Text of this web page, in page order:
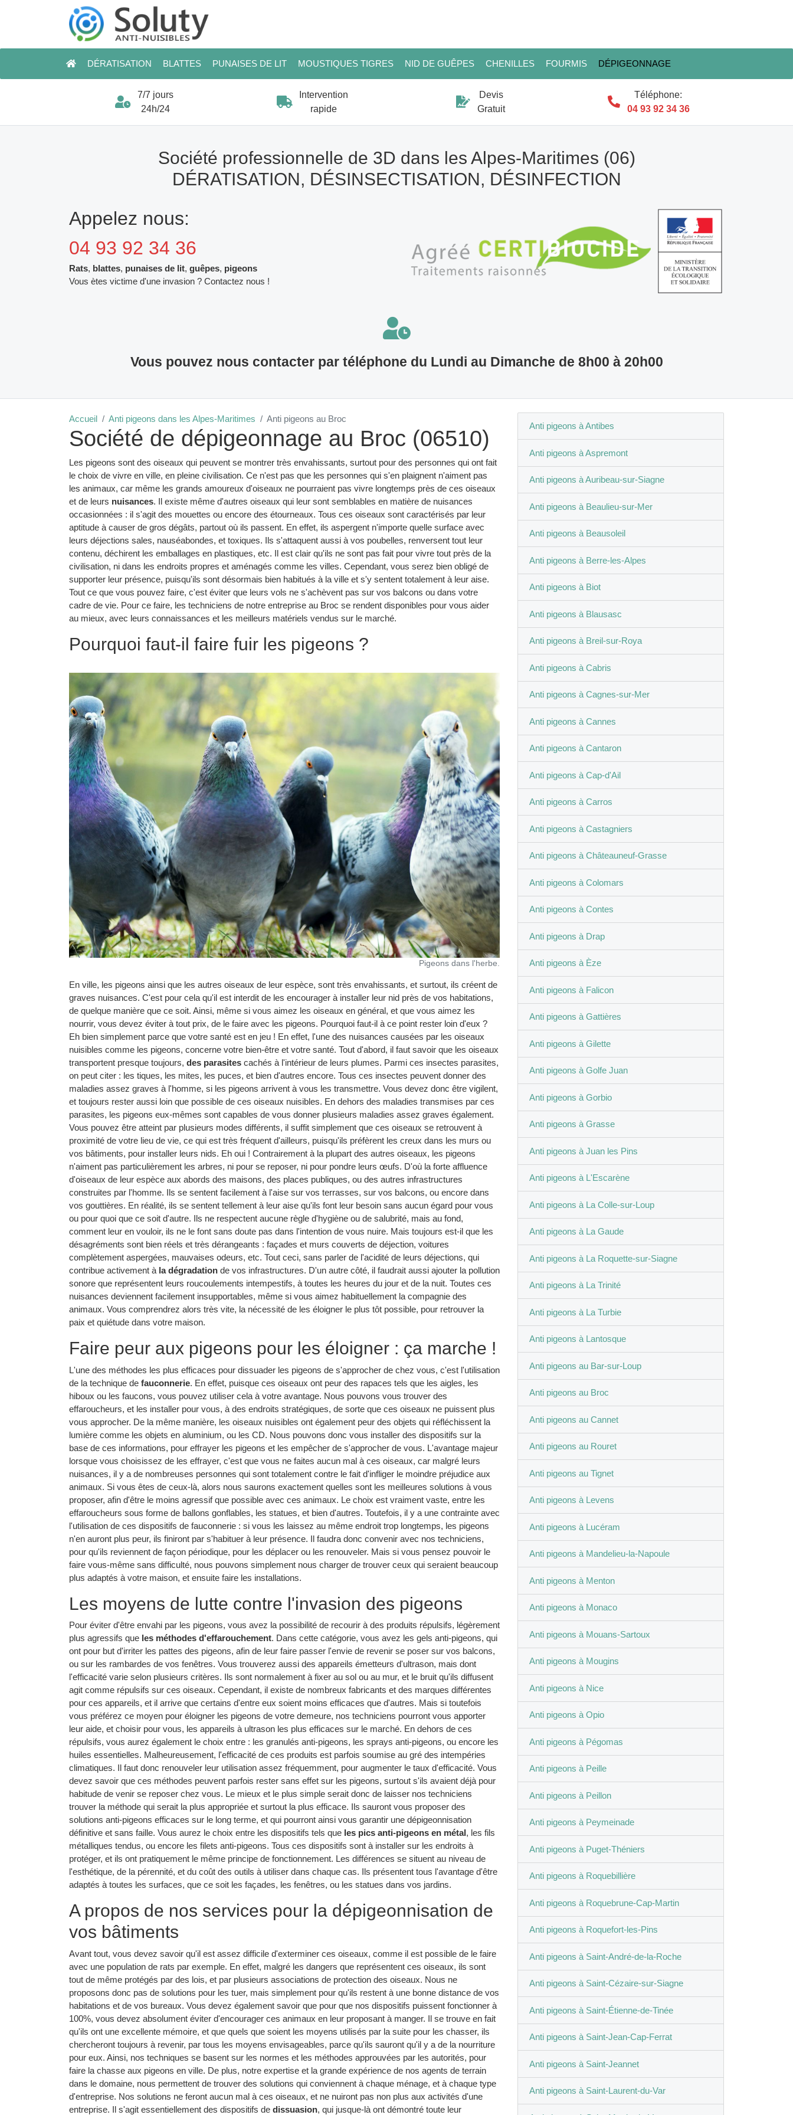
DÉRATISATION BLATTES PUNAISES DE LIT MOUSTIQUES TIGRES NID DE GUÊPES CHENILLES FOURMIS DÉPIGEONNAGE
7/7 jours
24h/24
Intervention
rapide
Devis
Gratuit
Téléphone:
04 93 92 34 36
Société professionnelle de 3D dans les Alpes-Maritimes (06)
DÉRATISATION, DÉSINSECTISATION, DÉSINFECTION
Appelez nous:
04 93 92 34 36
Rats, blattes, punaises de lit, guêpes, pigeons
Vous ètes victime d'une invasion ? Contactez nous !
Vous pouvez nous contacter par téléphone du Lundi au Dimanche de 8h00 à 20h00
Accueil Anti pigeons dans les Alpes-Maritimes Anti pigeons au Broc
Société de dépigeonnage au Broc (06510)
Les pigeons sont des oiseaux qui peuvent se montrer très envahissants, surtout pour des personnes qui ont fait
le choix de vivre en ville, en pleine civilisation. Ce n'est pas que les personnes qui s'en plaignent n'aiment pas
les animaux, car même les grands amoureux d'oiseaux ne pourraient pas vivre longtemps près de ces oiseaux
et de leurs nuisances. Il existe même d'autres oiseaux qui leur sont semblables en matière de nuisances
occasionnées : il s'agit des mouettes ou encore des étourneaux. Tous ces oiseaux sont caractérisés par leur
aptitude à causer de gros dégâts, partout où ils passent. En effet, ils aspergent n'importe quelle surface avec
leurs déjections sales, nauséabondes, et toxiques. Ils s'attaquent aussi à vos poubelles, renversent tout leur
contenu, déchirent les emballages en plastiques, etc. Il est clair qu'ils ne sont pas fait pour vivre tout près de la
civilisation, ni dans les endroits propres et aménagés comme les villes. Cependant, vous serez bien obligé de
supporter leur présence, puisqu'ils sont désormais bien habitués à la ville et s'y sentent totalement à leur aise.
Tout ce que vous pouvez faire, c'est éviter que leurs vols ne s'achèvent pas sur vos balcons ou dans votre
cadre de vie. Pour ce faire, les techniciens de notre entreprise au Broc se rendent disponibles pour vous aider
au mieux, avec leurs connaissances et les meilleurs matériels vendus sur le marché.
Pourquoi faut-il faire fuir les pigeons ?
Pigeons dans l'herbe.
En ville, les pigeons ainsi que les autres oiseaux de leur espèce, sont très envahissants, et surtout, ils créent de
graves nuisances. C'est pour cela qu'il est interdit de les encourager à installer leur nid près de vos habitations,
de quelque manière que ce soit. Ainsi, même si vous aimez les oiseaux en général, et que vous aimez les
nourrir, vous devez éviter à tout prix, de le faire avec les pigeons. Pourquoi faut-il à ce point rester loin d'eux ?
Eh bien simplement parce que votre santé est en jeu ! En effet, l'une des nuisances causées par les oiseaux
nuisibles comme les pigeons, concerne votre bien-être et votre santé. Tout d'abord, il faut savoir que les oiseaux
transportent presque toujours, des parasites cachés à l'intérieur de leurs plumes. Parmi ces insectes parasites,
on peut citer : les tiques, les mites, les puces, et bien d'autres encore. Tous ces insectes peuvent donner des
maladies assez graves à l'homme, si les pigeons arrivent à vous les transmettre. Vous devez donc être vigilent,
et toujours rester aussi loin que possible de ces oiseaux nuisibles. En dehors des maladies transmises par ces
parasites, les pigeons eux-mêmes sont capables de vous donner plusieurs maladies assez graves également.
Vous pouvez être atteint par plusieurs modes différents, il suffit simplement que ces oiseaux se retrouvent à
proximité de votre lieu de vie, ce qui est très fréquent d'ailleurs, puisqu'ils préfèrent les creux dans les murs ou
vos bâtiments, pour installer leurs nids. Eh oui ! Contrairement à la plupart des autres oiseaux, les pigeons
n'aiment pas particulièrement les arbres, ni pour se reposer, ni pour pondre leurs œufs. D'où la forte affluence
d'oiseaux de leur espèce aux abords des maisons, des places publiques, ou des autres infrastructures
construites par l'homme. Ils se sentent facilement à l'aise sur vos terrasses, sur vos balcons, ou encore dans
vos gouttières. En réalité, ils se sentent tellement à leur aise qu'ils font leur besoin sans aucun égard pour vous
ou pour quoi que ce soit d'autre. Ils ne respectent aucune règle d'hygiène ou de salubrité, mais au fond,
comment leur en vouloir, ils ne le font sans doute pas dans l'intention de vous nuire. Mais toujours est-il que les
désagréments sont bien réels et très dérangeants : façades et murs couverts de déjection, voitures
complètement aspergées, mauvaises odeurs, etc. Tout ceci, sans parler de l'acidité de leurs déjections, qui
contribue activement à la dégradation de vos infrastructures. D'un autre côté, il faudrait aussi ajouter la pollution
sonore que représentent leurs roucoulements intempestifs, à toutes les heures du jour et de la nuit. Toutes ces
nuisances deviennent facilement insupportables, même si vous aimez habituellement la compagnie des
animaux. Vous comprendrez alors très vite, la nécessité de les éloigner le plus tôt possible, pour retrouver la
paix et quiétude dans votre maison.
Faire peur aux pigeons pour les éloigner : ça marche !
L'une des méthodes les plus efficaces pour dissuader les pigeons de s'approcher de chez vous, c'est l'utilisation
de la technique de fauconnerie. En effet, puisque ces oiseaux ont peur des rapaces tels que les aigles, les
hiboux ou les faucons, vous pouvez utiliser cela à votre avantage. Nous pouvons vous trouver des
effaroucheurs, et les installer pour vous, à des endroits stratégiques, de sorte que ces oiseaux ne puissent plus
vous approcher. De la même manière, les oiseaux nuisibles ont également peur des objets qui réfléchissent la
lumière comme les objets en aluminium, ou les CD. Nous pouvons donc vous installer des dispositifs sur la
base de ces informations, pour effrayer les pigeons et les empêcher de s'approcher de vous. L'avantage majeur
lorsque vous choisissez de les effrayer, c'est que vous ne faites aucun mal à ces oiseaux, car malgré leurs
nuisances, il y a de nombreuses personnes qui sont totalement contre le fait d'infliger le moindre préjudice aux
animaux. Si vous êtes de ceux-là, alors nous saurons exactement quelles sont les meilleures solutions à vous
proposer, afin d'être le moins agressif que possible avec ces animaux. Le choix est vraiment vaste, entre les
effaroucheurs sous forme de ballons gonflables, les statues, et bien d'autres. Toutefois, il y a une contrainte avec
l'utilisation de ces dispositifs de fauconnerie : si vous les laissez au même endroit trop longtemps, les pigeons
n'en auront plus peur, ils finiront par s'habituer à leur présence. Il faudra donc convenir avec nos techniciens,
pour qu'ils reviennent de façon périodique, pour les déplacer ou les renouveler. Mais si vous pensez pouvoir le
faire vous-même sans difficulté, nous pouvons simplement nous charger de trouver ceux qui seraient beaucoup
plus adaptés à votre maison, et ensuite faire les installations.
Les moyens de lutte contre l'invasion des pigeons
Pour éviter d'être envahi par les pigeons, vous avez la possibilité de recourir à des produits répulsifs, légèrement
plus agressifs que les méthodes d'effarouchement. Dans cette catégorie, vous avez les gels anti-pigeons, qui
ont pour but d'irriter les pattes des pigeons, afin de leur faire passer l'envie de revenir se poser sur vos balcons,
ou sur les rambardes de vos fenêtres. Vous trouverez aussi des appareils émetteurs d'ultrason, mais dont
l'efficacité varie selon plusieurs critères. Ils sont normalement à fixer au sol ou au mur, et le bruit qu'ils diffusent
agit comme répulsifs sur ces oiseaux. Cependant, il existe de nombreux fabricants et des marques différentes
pour ces appareils, et il arrive que certains d'entre eux soient moins efficaces que d'autres. Mais si toutefois
vous préférez ce moyen pour éloigner les pigeons de votre demeure, nos techniciens pourront vous apporter
leur aide, et choisir pour vous, les appareils à ultrason les plus efficaces sur le marché. En dehors de ces
répulsifs, vous aurez également le choix entre : les granulés anti-pigeons, les sprays anti-pigeons, ou encore les
huiles essentielles. Malheureusement, l'efficacité de ces produits est parfois soumise au gré des intempéries
climatiques. Il faut donc renouveler leur utilisation assez fréquemment, pour augmenter le taux d'efficacité. Vous
devez savoir que ces méthodes peuvent parfois rester sans effet sur les pigeons, surtout s'ils avaient déjà pour
habitude de venir se reposer chez vous. Le mieux et le plus simple serait donc de laisser nos techniciens
trouver la méthode qui serait la plus appropriée et surtout la plus efficace. Ils sauront vous proposer des
solutions anti-pigeons efficaces sur le long terme, et qui pourront ainsi vous garantir une dépigeonnisation
définitive et sans faille. Vous aurez le choix entre les dispositifs tels que les pics anti-pigeons en métal, les fils
métalliques tendus, ou encore les filets anti-pigeons. Tous ces dispositifs sont à installer sur les endroits à
protéger, et ils ont pratiquement le même principe de fonctionnement. Les différences se situent au niveau de
l'esthétique, de la pérennité, et du coût des outils à utiliser dans chaque cas. Ils présentent tous l'avantage d'être
adaptés à toutes les surfaces, que ce soit les façades, les fenêtres, ou les statues dans vos jardins.
A propos de nos services pour la dépigeonnisation de
vos bâtiments
Avant tout, vous devez savoir qu'il est assez difficile d'exterminer ces oiseaux, comme il est possible de le faire
avec une population de rats par exemple. En effet, malgré les dangers que représentent ces oiseaux, ils sont
tout de même protégés par des lois, et par plusieurs associations de protection des oiseaux. Nous ne
proposons donc pas de solutions pour les tuer, mais simplement pour qu'ils restent à une bonne distance de vos
habitations et de vos bureaux. Vous devez également savoir que pour que nos dispositifs puissent fonctionner à
100%, vous devez absolument éviter d'encourager ces animaux en leur proposant à manger. Il se trouve en fait
qu'ils ont une excellente mémoire, et que quels que soient les moyens utilisés par la suite pour les chasser, ils
chercheront toujours à revenir, par tous les moyens envisageables, parce qu'ils sauront qu'il y a de la nourriture
pour eux. Ainsi, nos techniques se basent sur les normes et les méthodes approuvées par les autorités, pour
faire la chasse aux pigeons en ville. De plus, notre expertise et la grande expérience de nos agents de terrain
dans le domaine, nous permettent de trouver des solutions qui conviennent à chaque ménage, et à chaque type
d'entreprise. Nos solutions ne feront aucun mal à ces oiseaux, et ne nuiront pas non plus aux activités d'une
entreprise. Il s'agit essentiellement des dispositifs de dissuasion, qui jusque-là ont démontré toute leur
Anti pigeons à Antibes
Anti pigeons à Aspremont
Anti pigeons à Auribeau-sur-Siagne
Anti pigeons à Beaulieu-sur-Mer
Anti pigeons à Beausoleil
Anti pigeons à Berre-les-Alpes
Anti pigeons à Biot
Anti pigeons à Blausasc
Anti pigeons à Breil-sur-Roya
Anti pigeons à Cabris
Anti pigeons à Cagnes-sur-Mer
Anti pigeons à Cannes
Anti pigeons à Cantaron
Anti pigeons à Cap-d'Ail
Anti pigeons à Carros
Anti pigeons à Castagniers
Anti pigeons à Châteauneuf-Grasse
Anti pigeons à Colomars
Anti pigeons à Contes
Anti pigeons à Drap
Anti pigeons à Èze
Anti pigeons à Falicon
Anti pigeons à Gattières
Anti pigeons à Gilette
Anti pigeons à Golfe Juan
Anti pigeons à Gorbio
Anti pigeons à Grasse
Anti pigeons à Juan les Pins
Anti pigeons à L'Escarène
Anti pigeons à La Colle-sur-Loup
Anti pigeons à La Gaude
Anti pigeons à La Roquette-sur-Siagne
Anti pigeons à La Trinité
Anti pigeons à La Turbie
Anti pigeons à Lantosque
Anti pigeons au Bar-sur-Loup
Anti pigeons au Broc
Anti pigeons au Cannet
Anti pigeons au Rouret
Anti pigeons au Tignet
Anti pigeons à Levens
Anti pigeons à Lucéram
Anti pigeons à Mandelieu-la-Napoule
Anti pigeons à Menton
Anti pigeons à Monaco
Anti pigeons à Mouans-Sartoux
Anti pigeons à Mougins
Anti pigeons à Nice
Anti pigeons à Opio
Anti pigeons à Pégomas
Anti pigeons à Peille
Anti pigeons à Peillon
Anti pigeons à Peymeinade
Anti pigeons à Puget-Théniers
Anti pigeons à Roquebillière
Anti pigeons à Roquebrune-Cap-Martin
Anti pigeons à Roquefort-les-Pins
Anti pigeons à Saint-André-de-la-Roche
Anti pigeons à Saint-Cézaire-sur-Siagne
Anti pigeons à Saint-Étienne-de-Tinée
Anti pigeons à Saint-Jean-Cap-Ferrat
Anti pigeons à Saint-Jeannet
Anti pigeons à Saint-Laurent-du-Var